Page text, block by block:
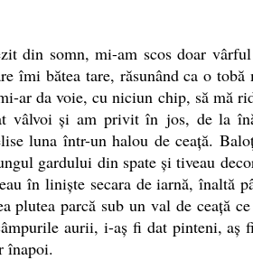
din somn, mi-am scos doar
îmi bătea tare, răsunând ca o
ar da voie, cu niciun chip, să mă
vâlvoi şi am privit în jos, de la
luna într-un halou de ceaţă.
gardului din spate şi tiveau
în linişte secara de iarnă,
plutea parcă sub un val de ceaţă
aurii, i-aş fi dat pinteni,
înapoi.